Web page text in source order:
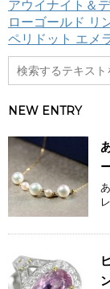
アウイナイト＆
ローゴールド リ
ペリドット エメ
NEW ENTRY